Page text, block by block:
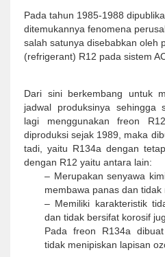
Pada tahun 1985-1988
ditemukannya fenomena
salah satunya disebabkan oleh
(refrigerant) R12 pada sistem
Dari sini berkembang untuk
jadwal produksinya sehingga
lagi menggunakan freon
diproduksi sejak 1989, maka
tadi, yaitu R134a dengan
dengan R12 yaitu antara lain:
– Merupakan senyawa
membawa panas dan tidak
– Memiliki karakteristik
dan tidak bersifat korosif
Pada freon R134a
tidak menipiskan lapisan